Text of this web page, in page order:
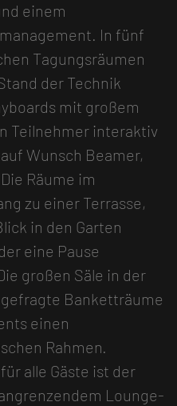
einem
In fünf
Tagungsräumen
der Technik
mit großem
Teilnehmer interaktiv
Wunsch Beamer,
Räume im
zu einer Terrasse,
in den Garten
eine Pause
großen Säle in der
Banketträume
einen
Rahmen.
alle Gäste ist der
Lounge-